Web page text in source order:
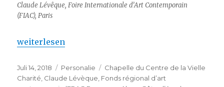
Claude Lévêque, Foire Internationale d’Art Contemporain
(FIAC), Paris
„Claude Lévêque, Marseille (deux fois)“
weiterlesen
Veröffentlicht
am
Juli 14, 2018 Kategorien
Personalie Schlagwörter
Chapelle du Centre de la Vielle
Charité Claude Lévèque Fonds régional d’art